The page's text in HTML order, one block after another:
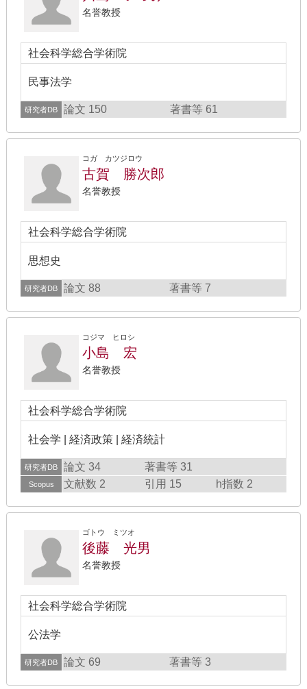
名誉教授
社会科学総合学術院
民事法学
研究者DB 論文 150 著書等 61
コガ カツジロウ
古賀 勝次郎
名誉教授
社会科学総合学術院
思想史
研究者DB 論文 88 著書等 7
コジマ ヒロシ
小島 宏
名誉教授
社会科学総合学術院
社会学 | 経済政策 | 経済統計
研究者DB 論文 34 著書等 31
Scopus 文献数 2 引用 15 h指数 2
ゴトウ ミツオ
後藤 光男
名誉教授
社会科学総合学術院
公法学
研究者DB 論文 69 著書等 3